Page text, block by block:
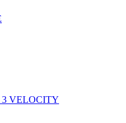
3 VELOCITY